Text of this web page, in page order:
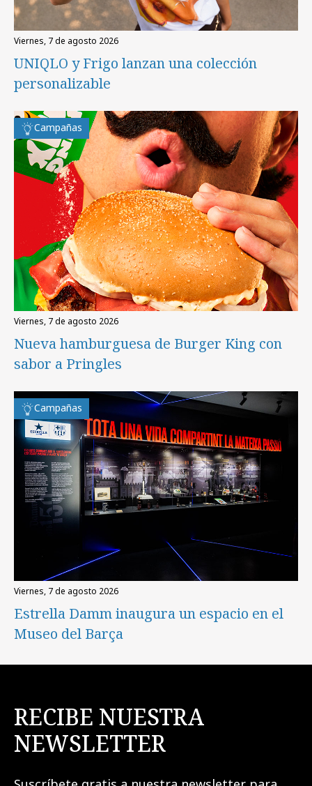
viernes, 7 de agosto 2026
UNIQLO y Frigo lanzan una colección
personalizable
Campañas
viernes, 7 de agosto 2026
Nueva hamburguesa de Burger King con
sabor a Pringles
Campañas
viernes, 7 de agosto 2026
Estrella Damm inaugura un espacio en el
Museo del Barça
RECIBE NUESTRA
NEWSLETTER